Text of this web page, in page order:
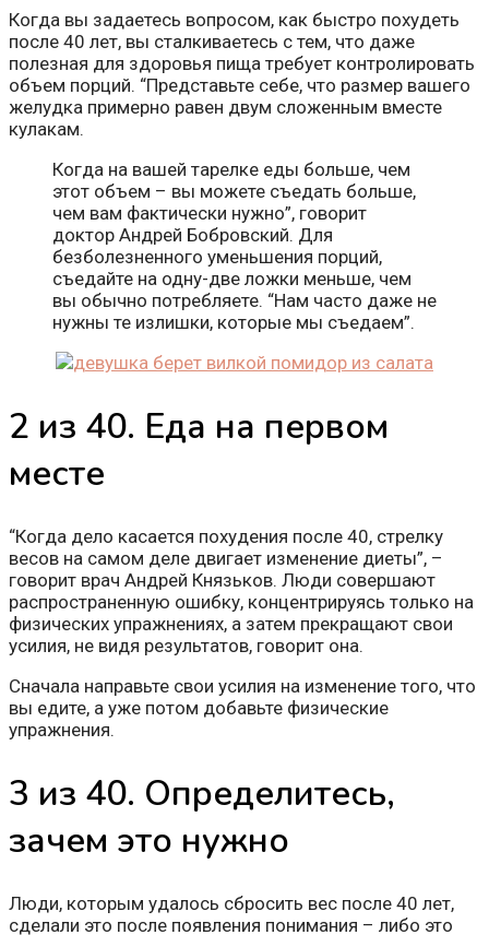
Когда вы задаетесь вопросом, как быстро похудеть
после 40 лет, вы сталкиваетесь с тем, что даже
полезная для здоровья пища требует контролировать
объем порций. “Представьте себе, что размер вашего
желудка примерно равен двум сложенным вместе
кулакам.
Когда на вашей тарелке еды больше, чем
этот объем – вы можете съедать больше,
чем вам фактически нужно”, говорит
доктор Андрей Бобровский. Для
безболезненного уменьшения порций,
съедайте на одну-две ложки меньше, чем
вы обычно потребляете. “Нам часто даже не
нужны те излишки, которые мы съедаем”.
2 из 40. Еда на первом
месте
“Когда дело касается похудения после 40, стрелку
весов на самом деле двигает изменение диеты”, –
говорит врач Андрей Князьков. Люди совершают
распространенную ошибку, концентрируясь только на
физических упражнениях, а затем прекращают свои
усилия, не видя результатов, говорит она.
Сначала направьте свои усилия на изменение того, что
вы едите, а уже потом добавьте физические
упражнения.
3 из 40. Определитесь,
зачем это нужно
Люди, которым удалось сбросить вес после 40 лет,
сделали это после появления понимания – либо это